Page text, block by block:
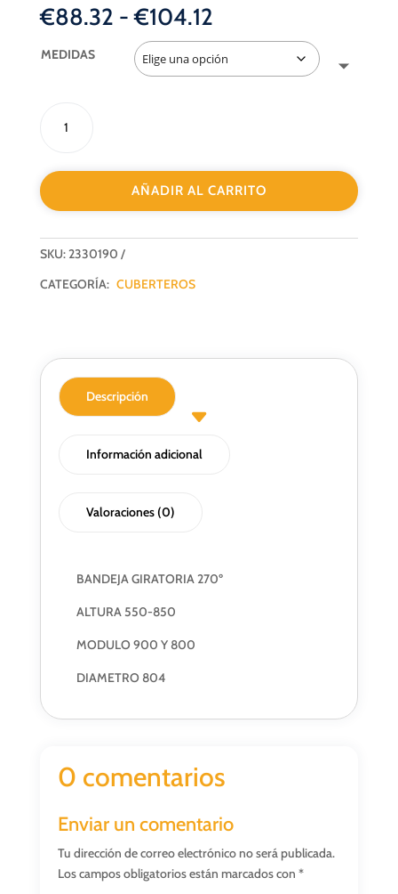
€88.32 - €104.12Rango
de
precios:
desde
MEDIDAS
GIRATORIA
900MM
cantidad
AÑADIR AL CARRITO
SKU:2330190
CATEGORÍA: CUBERTEROS
Descripción
Información adicional
Valoraciones (0)
BANDEJA GIRATORIA 270º
ALTURA 550-850
MODULO 900 Y 800
DIAMETRO 804
0 comentarios
Enviar un comentario
Tu dirección de correo electrónico no será publicada.
Los campos obligatorios están marcados con *